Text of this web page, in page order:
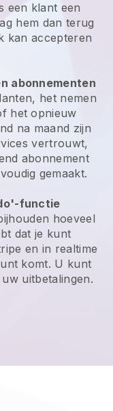
een klant een
hem dan terug
kan accepteren
abonnementen
het nemen
het opnieuw
na maand zijn
vertrouwt,
abonnement
gemaakt.
functie
hoeveel
dat je kunt
en in realtime
komt. U kunt
uitbetalingen.